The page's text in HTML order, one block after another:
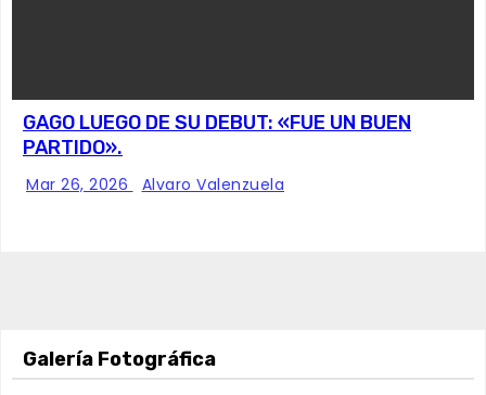
GAGO LUEGO DE SU DEBUT: «FUE UN BUEN
PARTIDO».
Mar 26, 2026 Alvaro Valenzuela
Galería Fotográfica